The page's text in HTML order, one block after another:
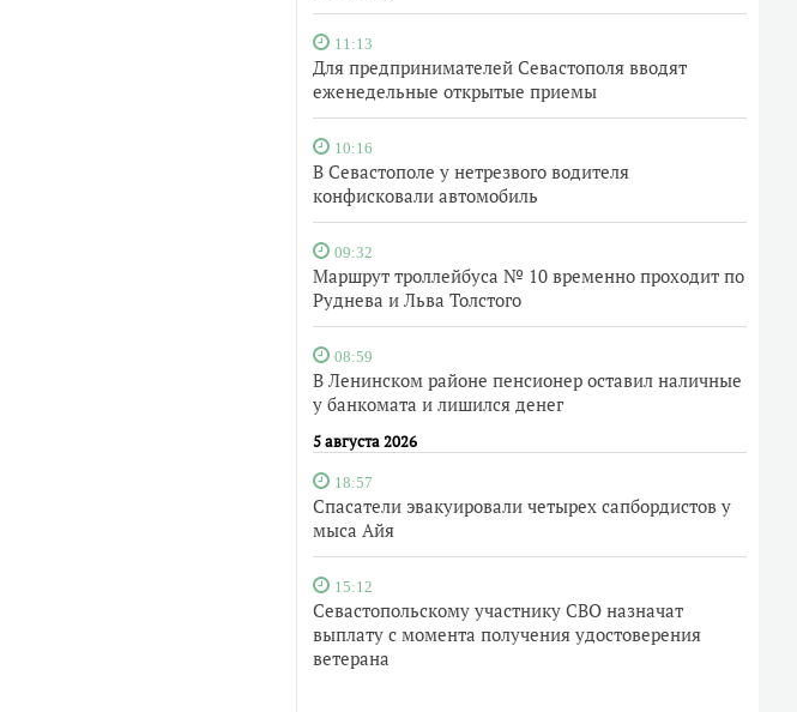
11:13
Для предпринимателей Севастополя вводят
еженедельные открытые приемы
10:16
В Севастополе у нетрезвого водителя
конфисковали автомобиль
09:32
Маршрут троллейбуса № 10 временно проходит по
Руднева и Льва Толстого
08:59
В Ленинском районе пенсионер оставил наличные
у банкомата и лишился денег
5 августа 2026
18:57
Спасатели эвакуировали четырех сапбордистов у
мыса Айя
15:12
Севастопольскому участнику СВО назначат
выплату с момента получения удостоверения
ветерана